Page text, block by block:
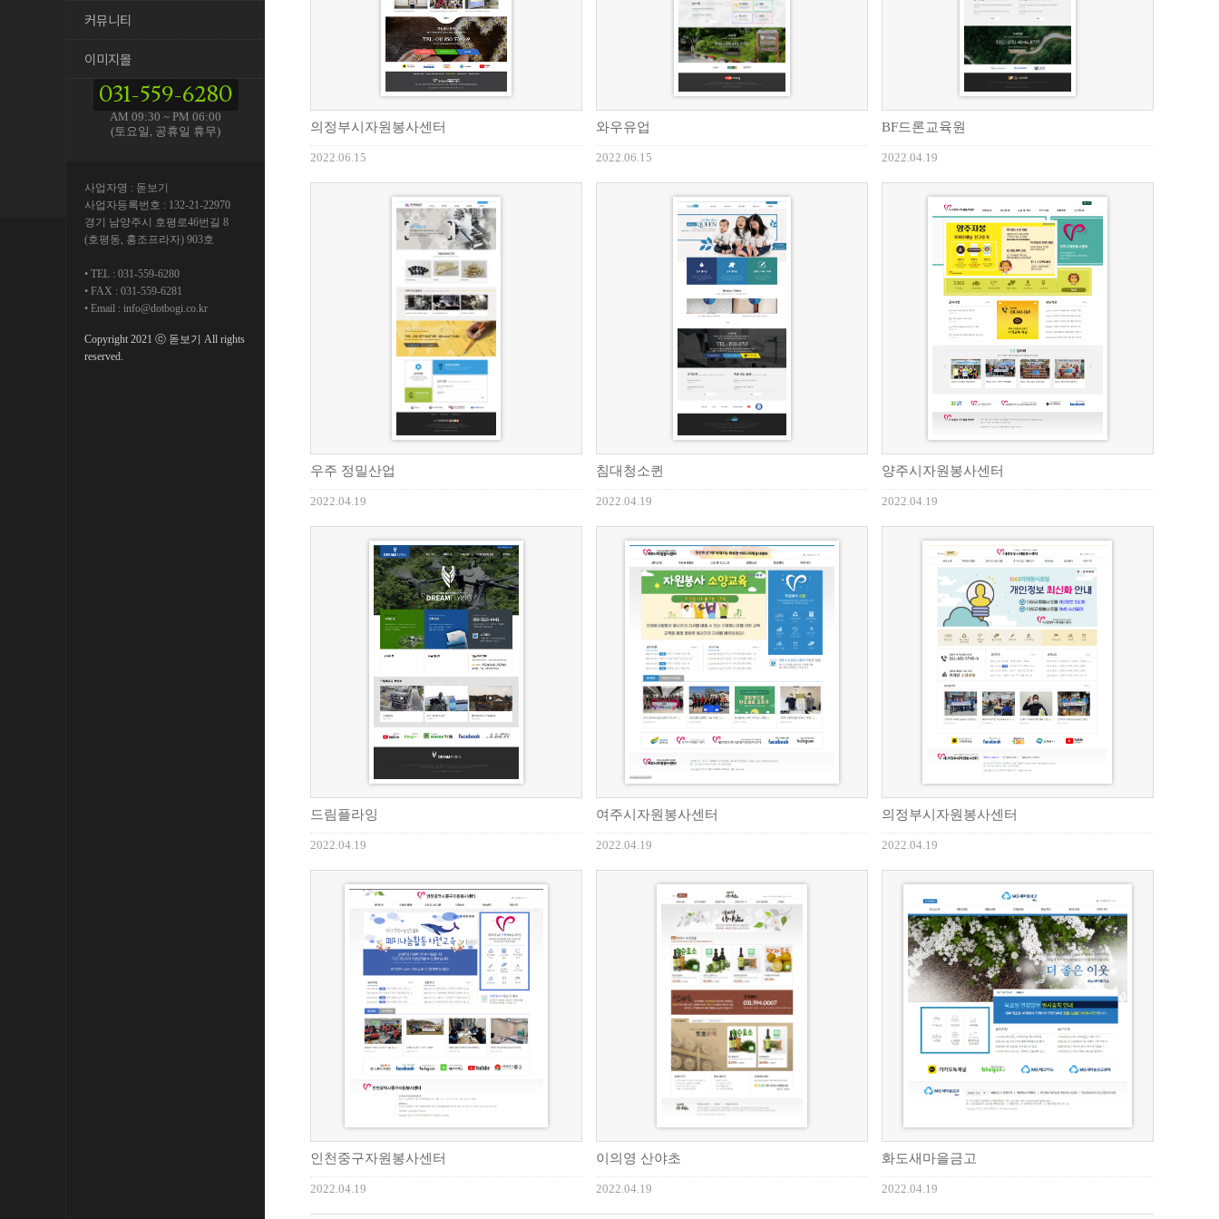
커뮤니티
이미지몰
031-559-6280
AM 09:30 ~ PM 06:00
(토요일, 공휴일 휴무)
사업자명 : 돋보기
사업자등록번호 : 132-21-22970
경기 남양주시 호평로46번길 8
(호평동, 홍조프라자) 903호
TEL : 031-559-6280
FAX : 031-559-6281
Email : info@dotbogi.co.kr
Copyright 2021 ⓒ 돋보기 All rights
reserved.
의정부시자원봉사센터
2022.06.15
와우유업
2022.06.15
BF드론교육원
2022.04.19
우주 정밀산업
2022.04.19
침대청소퀸
2022.04.19
양주시자원봉사센터
2022.04.19
드림플라잉
2022.04.19
여주시자원봉사센터
2022.04.19
의정부시자원봉사센터
2022.04.19
인천중구자원봉사센터
2022.04.19
이의영 산야초
2022.04.19
화도새마을금고
2022.04.19